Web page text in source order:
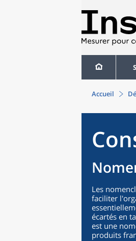
Accueil
Les
faciliter
écartés en
est une
produits